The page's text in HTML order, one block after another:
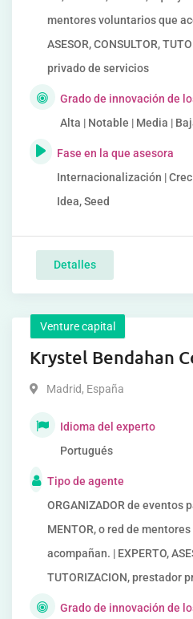
mentores voluntarios que
ASESOR, CONSULTOR,
privado de servicios
Grado de innovación de
Alta | Notable | Media |
Fase en la que asesora
Internacionalización |
Idea, Seed
Detalles
Venture capital
Krystel Bendahan
Madrid, España
Idioma del experto
Portugués
Tipo de agente
ORGANIZADOR de eventos
MENTOR, o red de
acompañan. | EXPERTO,
TUTORIZACION, prestador
Grado de innovación de